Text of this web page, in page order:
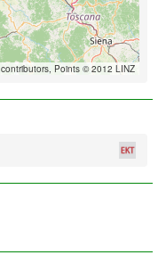
contributors, Points © 2012 LINZ